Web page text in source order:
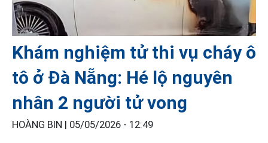
Khám nghiệm tử thi vụ cháy ô
tô ở Đà Nẵng: Hé lộ nguyên
nhân 2 người tử vong
HOÀNG BIN | 05/05/2026 - 12:49